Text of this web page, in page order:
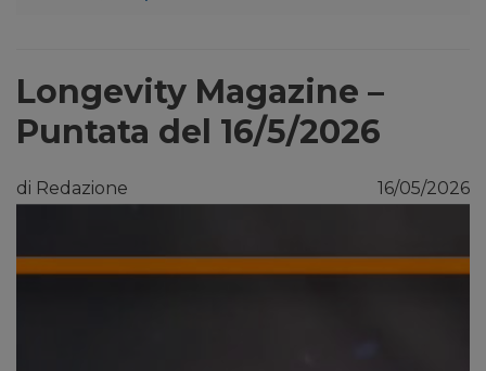
Longevity Magazine –
Puntata del 16/5/2026
di Redazione 16/05/2026